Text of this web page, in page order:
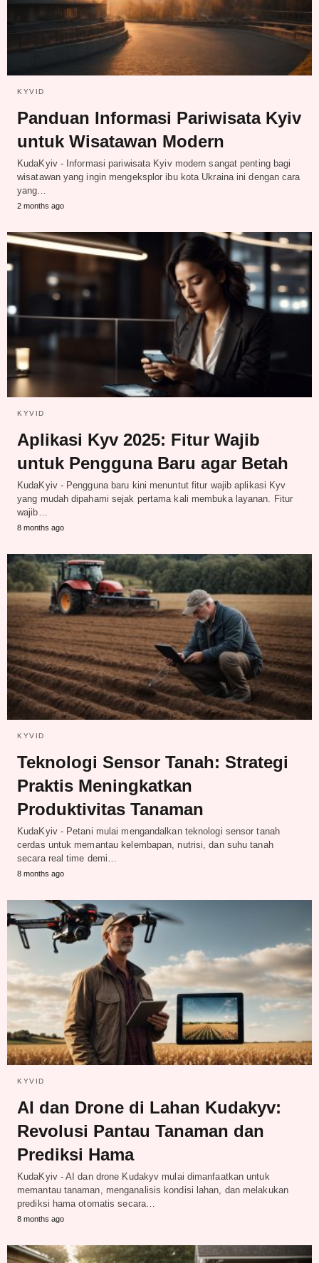
KYVID
Panduan Informasi Pariwisata Kyiv
untuk Wisatawan Modern
KudaKyiv - Informasi pariwisata Kyiv modern sangat penting bagi
wisatawan yang ingin mengeksplor ibu kota Ukraina ini dengan cara
yang…
2 months ago
KYVID
Aplikasi Kyv 2025: Fitur Wajib
untuk Pengguna Baru agar Betah
KudaKyiv - Pengguna baru kini menuntut fitur wajib aplikasi Kyv
yang mudah dipahami sejak pertama kali membuka layanan. Fitur
wajib…
8 months ago
KYVID
Teknologi Sensor Tanah: Strategi
Praktis Meningkatkan
Produktivitas Tanaman
KudaKyiv - Petani mulai mengandalkan teknologi sensor tanah
cerdas untuk memantau kelembapan, nutrisi, dan suhu tanah
secara real time demi…
8 months ago
KYVID
AI dan Drone di Lahan Kudakyv:
Revolusi Pantau Tanaman dan
Prediksi Hama
KudaKyiv - AI dan drone Kudakyv mulai dimanfaatkan untuk
memantau tanaman, menganalisis kondisi lahan, dan melakukan
prediksi hama otomatis secara…
8 months ago